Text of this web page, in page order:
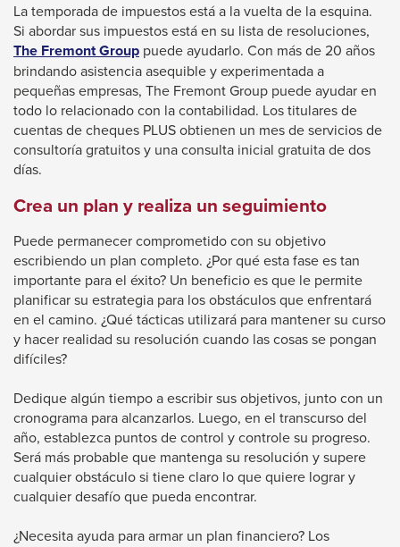
items.
La temporada de impuestos está a la vuelta de la esquina.
Si abordar sus impuestos está en su lista de resoluciones,
The Fremont GroupThis
link
will
trigger
a
popup
puede ayudarlo. Con más de 20 años
brindando asistencia asequible y experimentada a
pequeñas empresas, The Fremont Group puede ayudar en
todo lo relacionado con la contabilidad. Los titulares de
cuentas de cheques PLUS obtienen un mes de servicios de
consultoría gratuitos y una consulta inicial gratuita de dos
días.
Crea un plan y realiza un seguimiento
Puede permanecer comprometido con su objetivo
escribiendo un plan completo. ¿Por qué esta fase es tan
importante para el éxito? Un beneficio es que le permite
planificar su estrategia para los obstáculos que enfrentará
en el camino. ¿Qué tácticas utilizará para mantener su curso
y hacer realidad su resolución cuando las cosas se pongan
difíciles?
Dedique algún tiempo a escribir sus objetivos, junto con un
cronograma para alcanzarlos. Luego, en el transcurso del
año, establezca puntos de control y controle su progreso.
Será más probable que mantenga su resolución y supere
cualquier obstáculo si tiene claro lo que quiere lograr y
cualquier desafío que pueda encontrar.
¿Necesita ayuda para armar un plan financiero? Los